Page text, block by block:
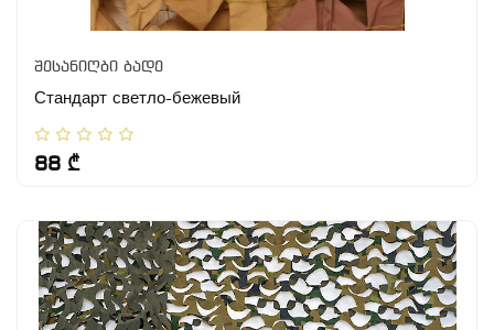
შესანიღბი ბადე
Стандарт светло-бежевый
88 ₾